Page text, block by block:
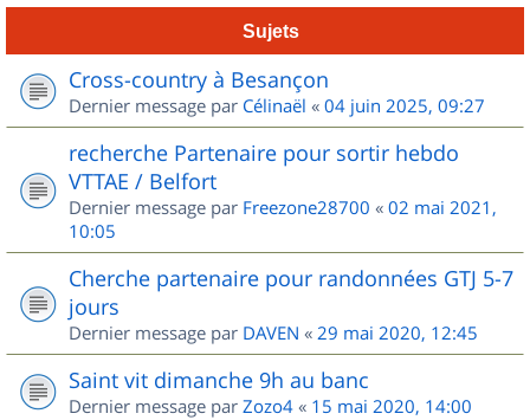
Sujets
Cross-country à Besançon
Dernier message par Célinaël « 04 juin 2025, 09:27
recherche Partenaire pour sortir hebdo
VTTAE / Belfort
Dernier message par Freezone28700 « 02 mai 2021,
10:05
Cherche partenaire pour randonnées GTJ 5-7
jours
Dernier message par DAVEN « 29 mai 2020, 12:45
Saint vit dimanche 9h au banc
Dernier message par Zozo4 « 15 mai 2020, 14:00